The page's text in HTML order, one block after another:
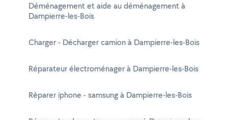
Déménagement et aide au déménagement à
Dampierre-les-Bois
Charger - Décharger camion à Dampierre-les-Bois
Réparateur électroménager à Dampierre-les-Bois
Réparer iphone - samsung à Dampierre-les-Bois